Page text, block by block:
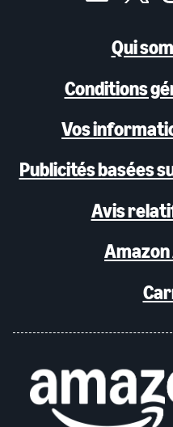
Qui
Conditions
Vos
Publicités basées
Avis